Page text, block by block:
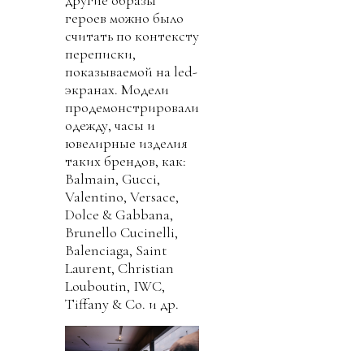
героев можно было
считать по контексту
переписки,
показываемой на led-
экранах. Модели
продемонстрировали
одежду, часы и
ювелирные изделия
таких брендов, как:
Balmain, Gucci,
Valentino, Versace,
Dolce & Gabbana,
Brunello Cucinelli,
Balenciaga, Saint
Laurent, Christian
Louboutin, IWC,
Tiffany & Co. и др.